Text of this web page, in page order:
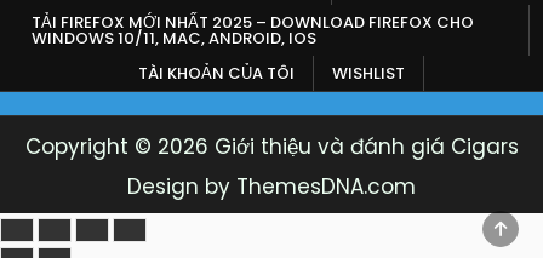
TẢI FIREFOX MỚI NHẤT 2025 – DOWNLOAD FIREFOX CHO
WINDOWS 10/11, MAC, ANDROID, IOS
TÀI KHOẢN CỦA TÔI
WISHLIST
Copyright © 2026 Giới thiệu và đánh giá Cigars
Design by ThemesDNA.com
TO